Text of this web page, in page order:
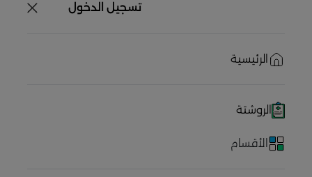
تسجيل الدخول
الرئيسية
الروشتة
الأقسام